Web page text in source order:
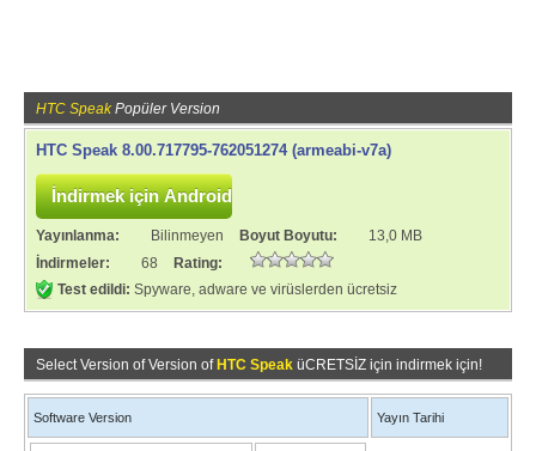
HTC Speak Popüler Version
HTC Speak 8.00.717795-762051274 (armeabi-v7a)
Yayınlanma: Bilinmeyen Boyut Boyutu:
13,0 MB
İndirmeler:
68
Rating:
Test edildi: Spyware, adware ve virüslerden ücretsiz
Select Version of Version of HTC Speak üCRETSİZ için indirmek için!
Software Version Yayın Tarihi